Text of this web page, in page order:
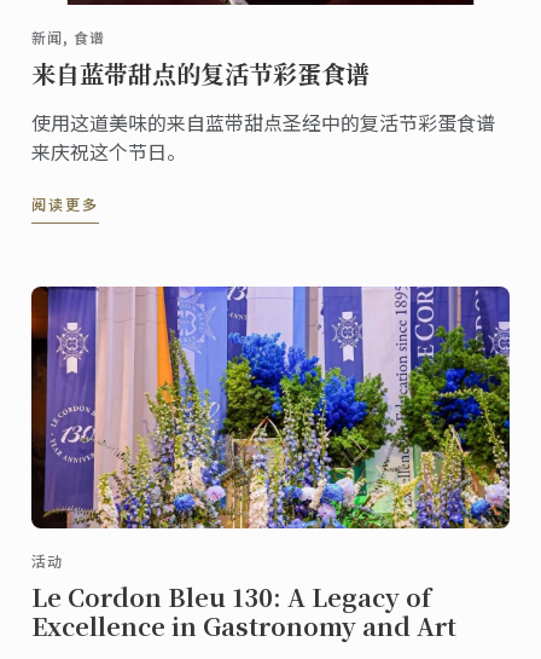
新闻, 食谱
来自蓝带甜点的复活节彩蛋食谱
使用这道美味的来自蓝带甜点圣经中的复活节彩蛋食谱
来庆祝这个节日。
阅读更多
活动
Le Cordon Bleu 130: A Legacy of
Excellence in Gastronomy and Art